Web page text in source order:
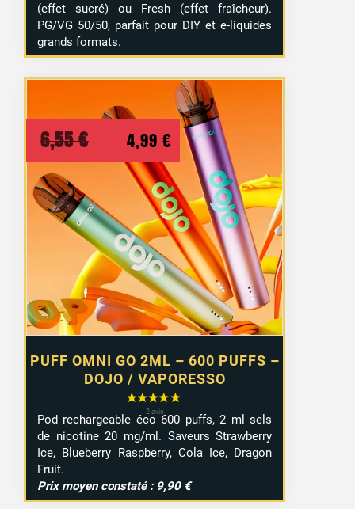
4 avis
(effet sucré) ou Fresh (effet fraîcheur).
PG/VG 50/50, parfait pour DIY et e-liquides
grands formats.
PUFF OMNI GO 2ML – 600 PUFFS –
DOJO / VAPORESSO
6,55€
Le
prix
initial
était :
6,55 €.
4,99 € Le
prix
actuel
est :
4,99 €.
Pod rechargeable éco 600 puffs, 2 ml sels
de nicotine 20 mg/ml. Saveurs Strawberry
Ice, Blueberry Raspberry, Cola Ice, Dragon
Fruit.
Prix moyen constaté : 9,90 €